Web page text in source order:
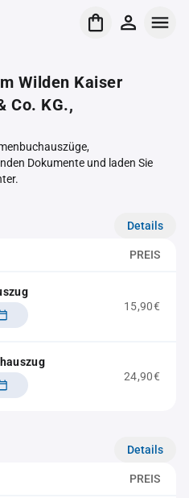
Wilden Kaiser
Co. KG.,
Dokumente und laden Sie
Details
PREIS
15,90€
24,90€
Details
PREIS